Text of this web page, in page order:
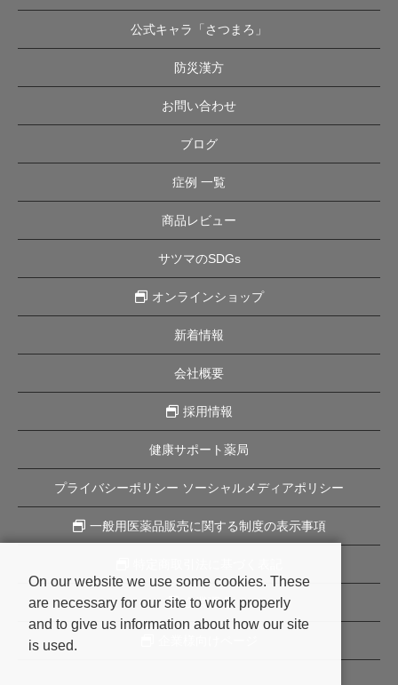
公式キャラ「さつまろ」
防災漢方
お問い合わせ
ブログ
症例 一覧
商品レビュー
サツマのSDGs
オンラインショップ
新着情報
会社概要
採用情報
健康サポート薬局
プライバシーポリシー ソーシャルメディアポリシー
一般用医薬品販売に関する制度の表示事項
企業理念
On our website we use some cookies. These
are necessary for our site to work properly
and to give us information about how our site
is used.